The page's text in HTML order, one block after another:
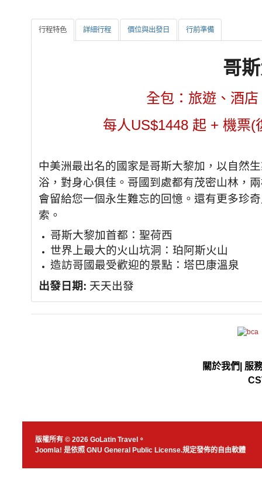
行程特色 詳細行程 價位與出發日 行前準備
哥
全包：旅遊、酒
每人US$1448 起 + 機票
中美洲最出名的國家是哥斯大黎加，以自然
浴，對身心俱佳。哥國到處都有茂密山林，
會留給您一個永生難忘的回憶。還有更多珍
索。
哥斯大黎加首都：聖荷西
世界上最大的火山坑洞：珀阿斯火山
造訪哥國最受歡迎的景點：塔巴康溫泉
出發日期: 天天出發
關於我們
服
版權所有 © 2026 GoLatin Travel。
Joomla! 是依照 GNU General Public License.規定發佈的自由軟體